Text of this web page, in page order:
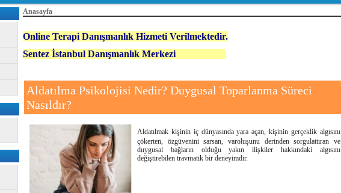
Anasayfa
Online Terapi Danışmanlık Hizmeti Verilmektedir.
Sentez İstanbul Danışmanlık Merkezi
Aldatılma Psikolojisi Nedir? Duygusal Toparlanma Süreci
Nasıldır?
Aldatılmak kişinin iç dünyasında yara açan, kişinin gerçeklik algısını
çökerten, özgüvenini sarsan, varoluşunu derinden sorgulattıran ve
duygusal bağların olduğu yakın ilişkiler hakkındaki algısını
değiştirebilen travmatik bir deneyimdir.